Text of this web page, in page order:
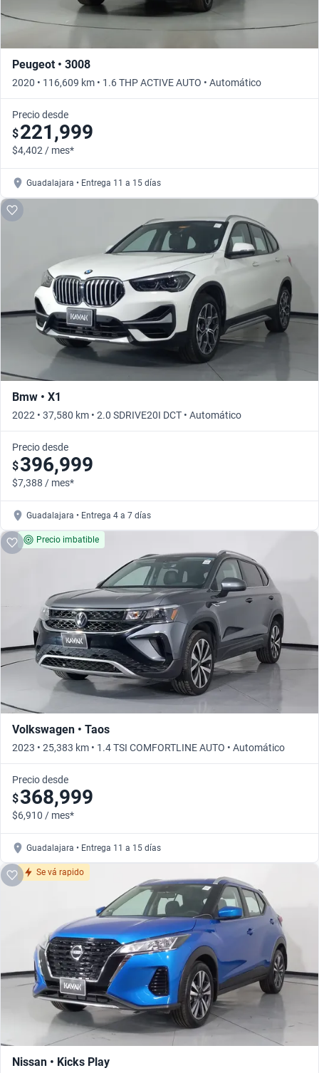
Peugeot • 3008
2020 • 116,609 km • 1.6 THP ACTIVE AUTO • Automático
Precio desde
$221,999
$4,402 / mes*
Guadalajara • Entrega 11 a 15 días
Bmw • X1
2022 • 37,580 km • 2.0 SDRIVE20I DCT • Automático
Precio desde
$396,999
$7,388 / mes*
Guadalajara • Entrega 4 a 7 días
Precio imbatible
Volkswagen • Taos
2023 • 25,383 km • 1.4 TSI COMFORTLINE AUTO • Automático
Precio desde
$368,999
$6,910 / mes*
Guadalajara • Entrega 11 a 15 días
Se vá rapido
Nissan • Kicks Play